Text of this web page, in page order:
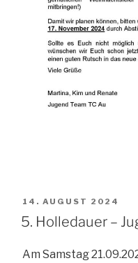
VERÖFFENTLICHT
AM
14. AUGUST 2024
5. Holledauer –
Am Samstag